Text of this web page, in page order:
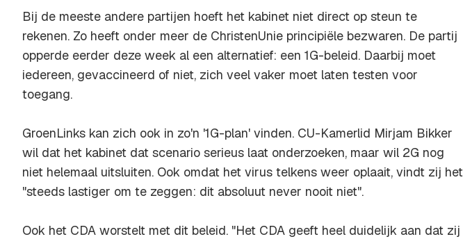
Bij de meeste andere partijen hoeft het kabinet niet direct op steun te
rekenen. Zo heeft onder meer de ChristenUnie principiële bezwaren. De partij
opperde eerder deze week al een alternatief: een 1G-beleid. Daarbij moet
iedereen, gevaccineerd of niet, zich veel vaker moet laten testen voor
toegang.
GroenLinks kan zich ook in zo'n '1G-plan' vinden. CU-Kamerlid Mirjam Bikker
wil dat het kabinet dat scenario serieus laat onderzoeken, maar wil 2G nog
niet helemaal uitsluiten. Ook omdat het virus telkens weer oplaait, vindt zij het
"steeds lastiger om te zeggen: dit absoluut never nooit niet".
Ook het CDA worstelt met dit beleid. "Het CDA geeft heel duidelijk aan dat zij